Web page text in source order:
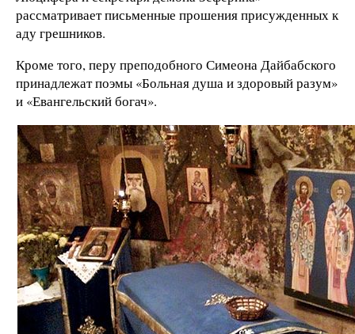
рассматривает письменные прошения присужденных к
аду грешников.
Кроме того, перу преподобного Симеона Дайбабского
принадлежат поэмы «Больная душа и здоровый разум»
и «Евангельский богач».